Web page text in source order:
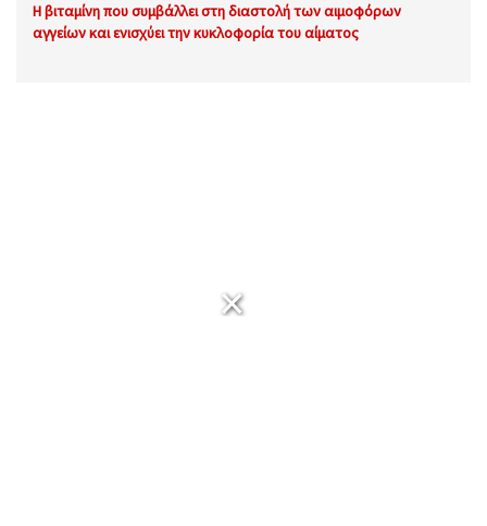
Η βιταμίνη που συμβάλλει στη διαστολή των αιμοφόρων
αγγείων και ενισχύει την κυκλοφορία του αίματος